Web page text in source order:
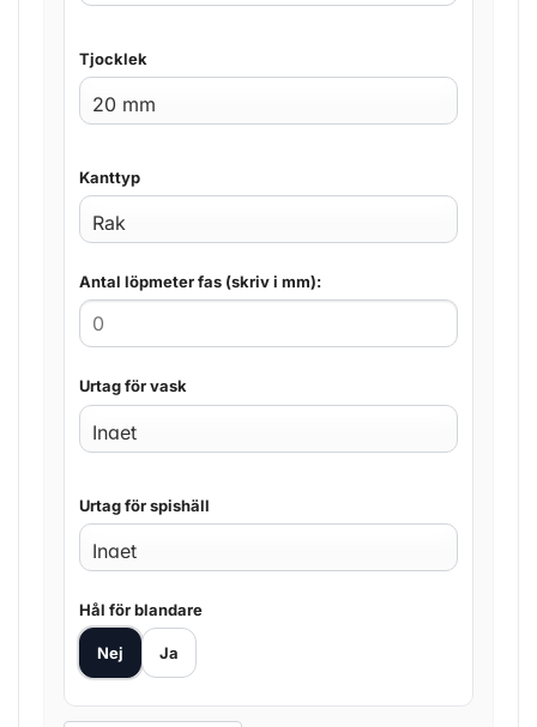
Tjocklek
Kanttyp
Antal löpmeter fas (skriv i mm):
Urtag för vask
Urtag för spishäll
Hål för blandare
Nej Ja